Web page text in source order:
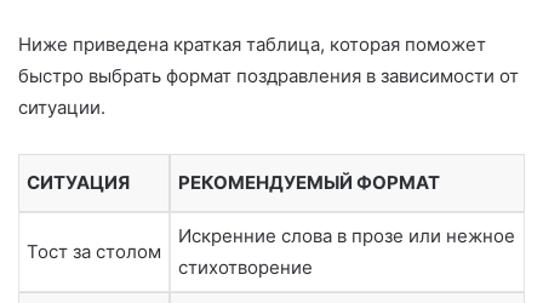
Ниже приведена краткая таблица, которая поможет
быстро выбрать формат поздравления в зависимости от
ситуации.
СИТУАЦИЯ РЕКОМЕНДУЕМЫЙ ФОРМАТ
Тост за столом
Искренние слова в прозе или нежное
стихотворение